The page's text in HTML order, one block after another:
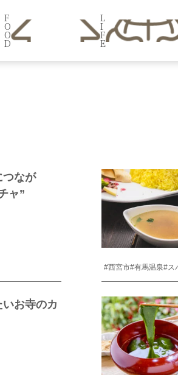
F
O
O
D
L
I
F
E
つなが
ャ”
#西宮市#有馬温泉#ス
お寺のカ